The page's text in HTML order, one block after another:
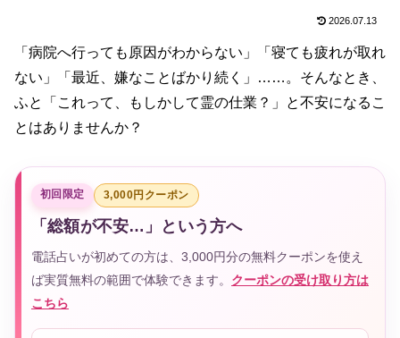
2026.07.13
「病院へ行っても原因がわからない」「寝ても疲れが取れ
ない」「最近、嫌なことばかり続く」……。そんなとき、
ふと「これって、もしかして霊の仕業？」と不安になるこ
とはありませんか？
初回限定 3,000円クーポン
「総額が不安…」という方へ
電話占いが初めての方は、3,000円分の無料クーポンを使え
ば実質無料の範囲で体験できます。 クーポンの受け取り方は
こちら